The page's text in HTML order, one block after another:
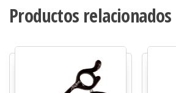
Productos relacionados